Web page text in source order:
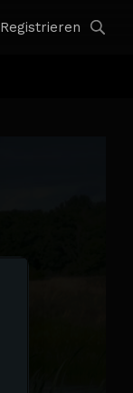
Registrieren